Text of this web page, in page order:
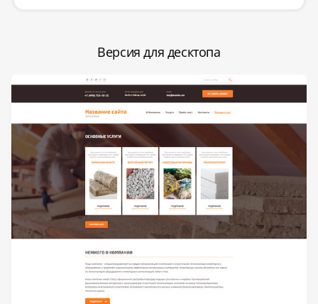
Версия для десктопа